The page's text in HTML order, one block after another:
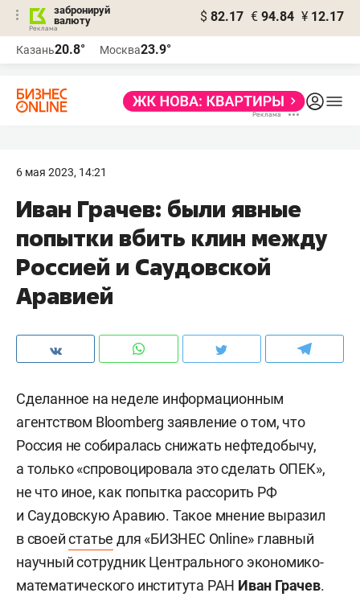
забронируй
валюту
$ 82.17 € 94.84 ¥ 12.17
Казань20.8° Москва23.9°
6 мая 2023, 14:21
Иван Грачев: были явные
попытки вбить клин между
Россией и Саудовской
Аравией
Сделанное на неделе информационным
агентством Bloomberg заявление о том, что
Россия не собиралась снижать нефтедобычу,
а только «спровоцировала это сделать ОПЕК»,
не что иное, как попытка рассорить РФ
и Саудовскую Аравию. Такое мнение выразил
в своейстатье для «БИЗНЕС Onlinе» главный
научный сотрудник Центрального экономико-
математического института РАН Иван Грачев.